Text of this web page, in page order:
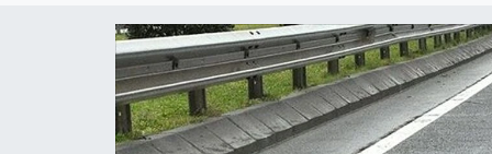
EKONOMİ
GÜNCEL
GÜNDEM
Tüm Manşetler
Son Dakika Haberleri
Haber Arşivi